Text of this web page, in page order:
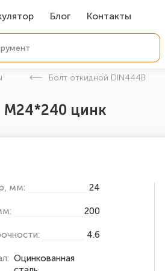
Блог Контакты
Болт откидной DIN444B
М24*240 цинк
мм: 24
200
4.6
Оцинкованная